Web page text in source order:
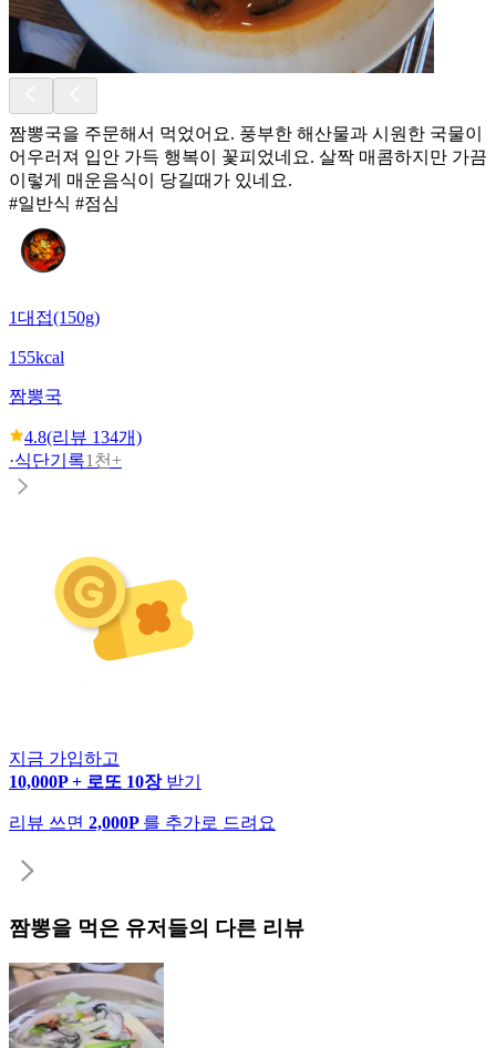
짬뽕국을 주문해서 먹었어요. 풍부한 해산물과 시원한 국물이
어우러져 입안 가득 행복이 꽃피었네요. 살짝 매콤하지만 가끔
이렇게 매운음식이 당길때가 있네요.
#일반식 #점심
1대접(150g)
155kcal
짬뽕국
4.8(리뷰 134개)
·식단기록1천+
지금 가입하고
10,000P + 로또 10장 받기
리뷰 쓰면 2,000P 를 추가로 드려요
짬뽕을 먹은 유저들의 다른 리뷰